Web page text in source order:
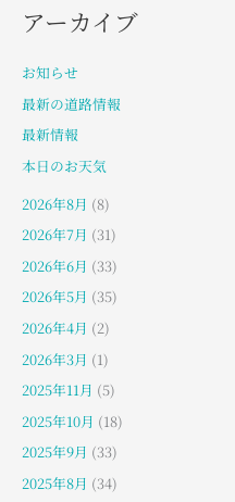
アーカイブ
お知らせ
最新の道路情報
最新情報
本日のお天気
2026年8月 (8)
2026年7月 (31)
2026年6月 (33)
2026年5月 (35)
2026年4月 (2)
2026年3月 (1)
2025年11月 (5)
2025年10月 (18)
2025年9月 (33)
2025年8月 (34)